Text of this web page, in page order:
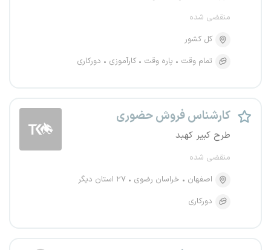
منقضی شده
کل کشور
تمام وقت
پاره وقت کارآموزی دورکاری
کارشناس فروش حضوری
طرح کبیر کهبد
منقضی شده
اصفهان
خراسان رضوی
۲۷ استان دیگر
دورکاری